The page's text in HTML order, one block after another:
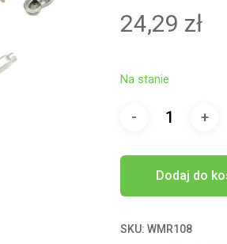
24,29 zł
Na stanie
Dodaj do
SKU:WMR108